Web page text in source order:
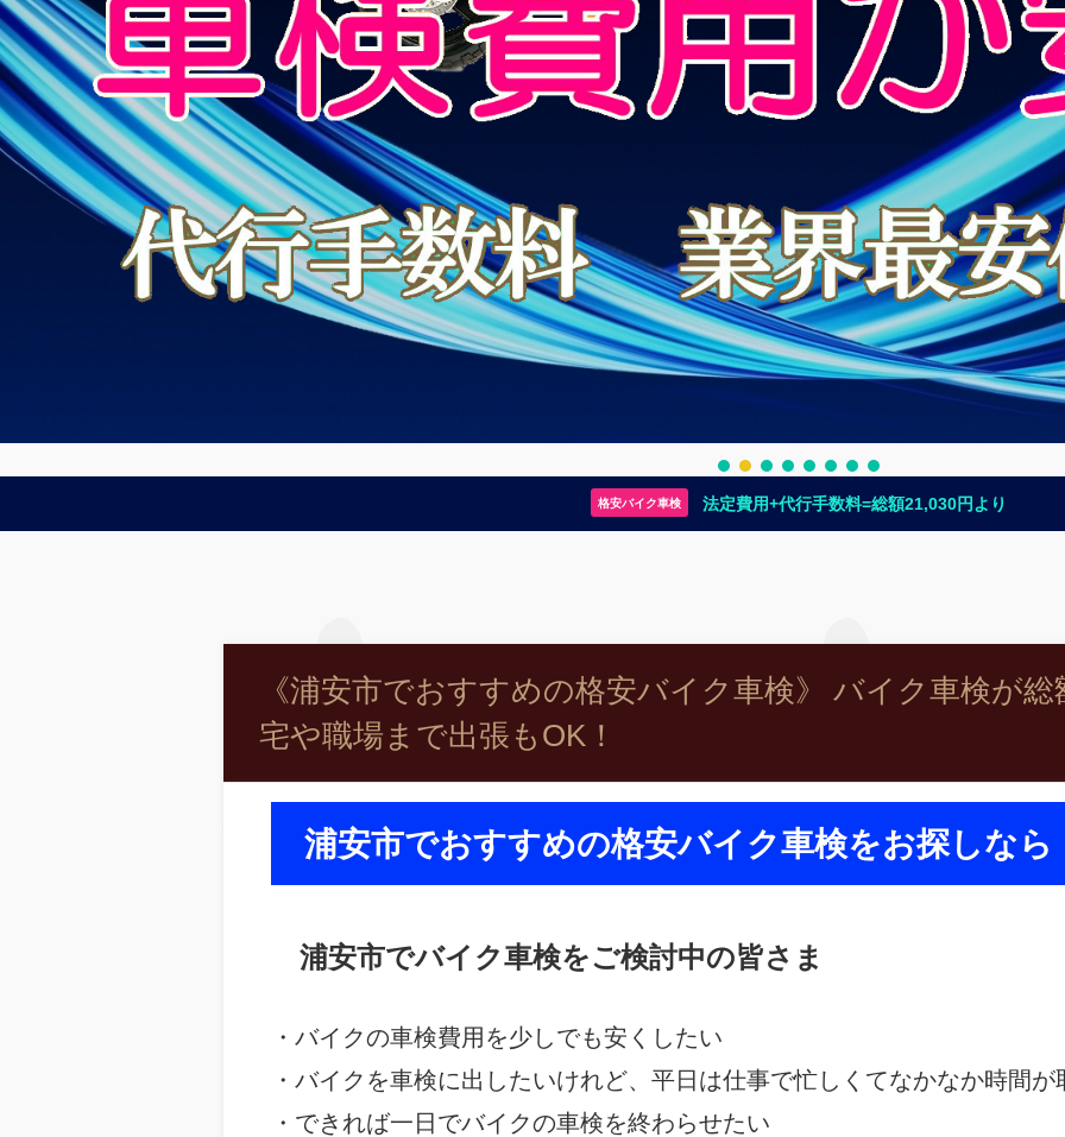
格安バイク車検 法定費用+代行手数料=総額21,030円より
《浦安市でおすすめの格安バイク車検》 バイク車検が総
宅や職場まで出張もOK！
浦安市でおすすめの格安バイク車検をお探しなら
浦安市でバイク車検をご検討中の皆さま
・バイクの車検費用を少しでも安くしたい
・バイクを車検に出したいけれど、平日は仕事で忙しくてなかなか時間が
・できれば一日でバイクの車検を終わらせたい